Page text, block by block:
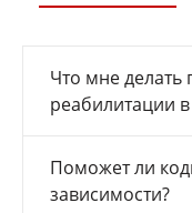
Что мне делать
реабилитации
Поможет ли
зависимости?